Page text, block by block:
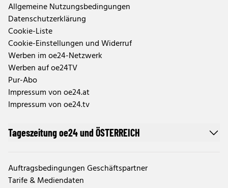
Allgemeine Nutzungsbedingungen
Datenschutzerklärung
Cookie-Liste
Cookie-Einstellungen und Widerruf
Werben im oe24-Netzwerk
Werben auf oe24TV
Pur-Abo
Impressum von oe24.at
Impressum von oe24.tv
Tageszeitung oe24 und ÖSTERREICH
Auftragsbedingungen Geschäftspartner
Tarife & Mediendaten